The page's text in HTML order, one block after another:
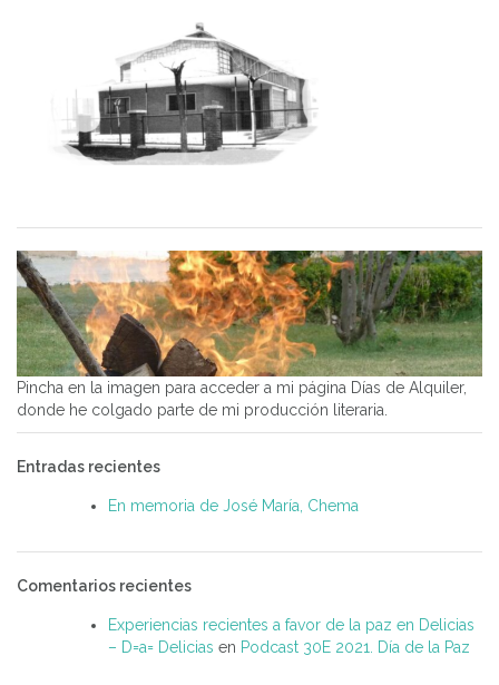
Pincha en la imagen para acceder a mi página Días de Alquiler,
donde he colgado parte de mi producción literaria.
Entradas recientes
En memoria de José María, Chema
Comentarios recientes
Experiencias recientes a favor de la paz en Delicias
– D=a= Delicias en Podcast 30E 2021. Día de la Paz